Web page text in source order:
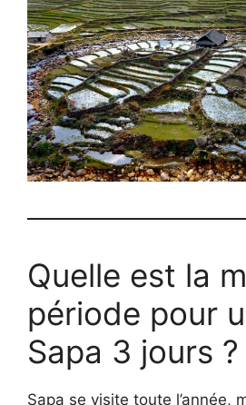
Quelle est la
période pour
Sapa 3 jours ?
Sapa se visite toute l’année,